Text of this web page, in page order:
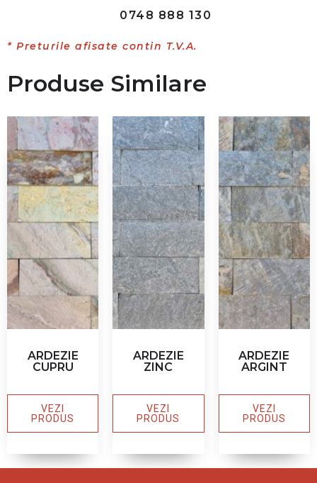
0748 888 130
* Preturile afisate contin T.V.A.
Produse Similare
ARDEZIE
CUPRU
VEZI
PRODUS
ARDEZIE
ZINC
VEZI
PRODUS
ARDEZIE
ARGINT
VEZI
PRODUS